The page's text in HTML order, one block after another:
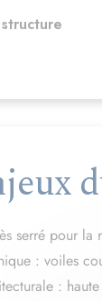
serré pour la
: voiles
: